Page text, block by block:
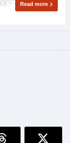
測下一位公開的會是「唐福
Read more